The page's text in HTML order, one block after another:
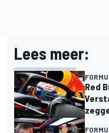
Lees meer:
Red